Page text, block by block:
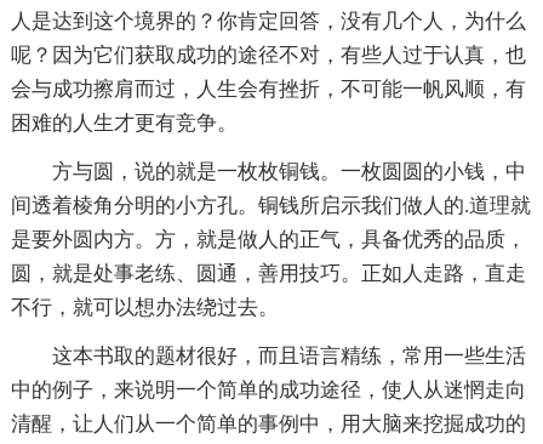
人是达到这个境界的？你肯定回答，没有几个人，为什么
呢？因为它们获取成功的途径不对，有些人过于认真，也
会与成功擦肩而过，人生会有挫折，不可能一帆风顺，有
困难的人生才更有竞争。
方与圆，说的就是一枚枚铜钱。一枚圆圆的小钱，中
间透着棱角分明的小方孔。铜钱所启示我们做人的.道理就
是要外圆内方。方，就是做人的正气，具备优秀的品质，
圆，就是处事老练、圆通，善用技巧。正如人走路，直走
不行，就可以想办法绕过去。
这本书取的题材很好，而且语言精练，常用一些生活
中的例子，来说明一个简单的成功途径，使人从迷惘走向
清醒，让人们从一个简单的事例中，用大脑来挖掘成功的